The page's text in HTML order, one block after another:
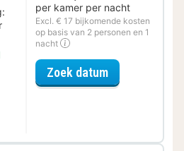
per kamer per nacht
Excl. € 17 bijkomende kosten
op basis van 2 personen en 1
nacht
Zoek datumvoor Spa